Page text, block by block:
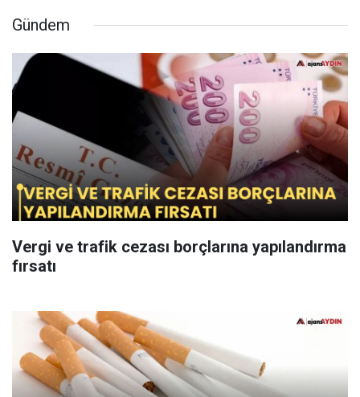
Gündem
Vergi ve trafik cezası borçlarına yapılandırma
fırsatı